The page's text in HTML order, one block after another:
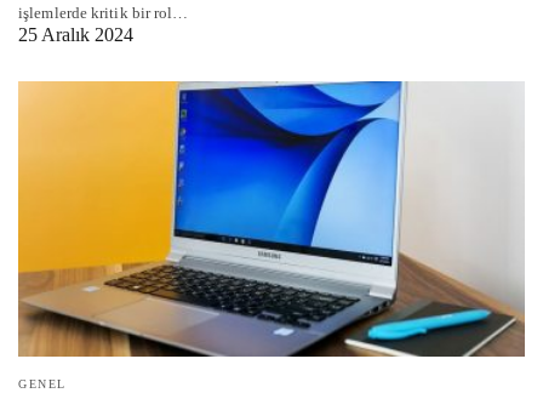
işlemlerde kritik bir rol…
25 Aralık 2024
GENEL